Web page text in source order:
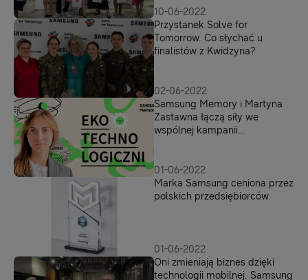
10-06-2022
Przystanek Solve for
Tomorrow. Co słychać u
finalistów z Kwidzyna?
02-06-2022
Samsung Memory i Martyna
Zastawna łączą siły we
wspólnej kampanii
01-06-2022
Marka Samsung ceniona przez
polskich przedsiębiorców
01-06-2022
Oni zmieniają biznes dzięki
technologii mobilnej. Samsung